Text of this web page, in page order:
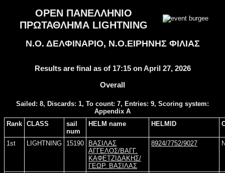
OPEN ΠΑΝΕΛΛΗΝΙΟ
ΠΡΩΤΑΘΛΗΜΑ LIGHTNING
Ν.Ο. ΔΕΛΦΙΝΑΡΙΟ, Ν.Ο.ΕΙΡΗΝΗΣ ΦΙΛΙΑΣ
Results are final as of 17:15 on April 27, 2026
Overall
Sailed: 8, Discards: 1, To count: 7, Entries: 9, Scoring system:
Appendix A
Rank CLASS
sail
num
HELM name HELMID
1st LIGHTNING 15190
ΒΑΣΙΛΑΣ
ΑΓΓΕΛΟΣ/ΒΑΓΓ.
ΚΑΦΕΤΖΙΔΑΚΗΣ/
ΓΕΩΡ. ΒΑΣΙΛΑΣ
8924/7752/9027